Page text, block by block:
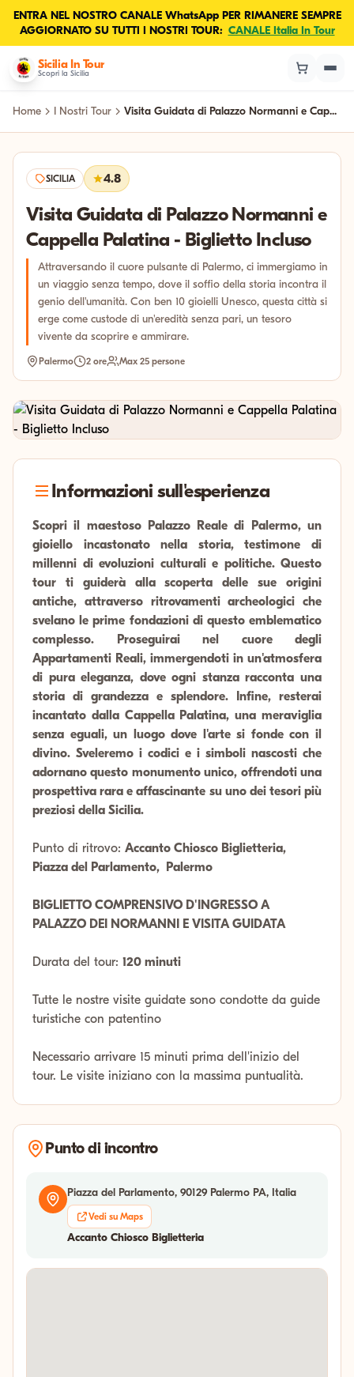
ENTRA NEL NOSTRO CANALE WhatsApp PER RIMANERE SEMPRE
AGGIORNATO SU TUTTI I NOSTRI TOUR: CANALE Italia In Tour
Sicilia In Tour
Scopri la Sicilia
Home I Nostri Tour Visita Guidata di Palazzo Normanni e Cap...
SICILIA 4.8
Visita Guidata di Palazzo Normanni e
Cappella Palatina - Biglietto Incluso
Attraversando il cuore pulsante di Palermo, ci immergiamo in
un viaggio senza tempo, dove il soffio della storia incontra il
genio dell'umanità. Con ben 10 gioielli Unesco, questa città si
erge come custode di un'eredità senza pari, un tesoro
vivente da scoprire e ammirare.
Palermo 2 ore Max 25 persone
Informazioni sull'esperienza
Scopri il maestoso Palazzo Reale di Palermo, un
gioiello incastonato nella storia, testimone di
millenni di evoluzioni culturali e politiche. Questo
tour ti guiderà alla scoperta delle sue origini
antiche, attraverso ritrovamenti archeologici che
svelano le prime fondazioni di questo emblematico
complesso. Proseguirai nel cuore degli
Appartamenti Reali, immergendoti in un'atmosfera
di pura eleganza, dove ogni stanza racconta una
storia di grandezza e splendore. Infine, resterai
incantato dalla Cappella Palatina, una meraviglia
senza eguali, un luogo dove l'arte si fonde con il
divino. Sveleremo i codici e i simboli nascosti che
adornano questo monumento unico, offrendoti una
prospettiva rara e affascinante su uno dei tesori più
preziosi della Sicilia.
Punto di ritrovo: Accanto Chiosco Biglietteria,
Piazza del Parlamento, Palermo
BIGLIETTO COMPRENSIVO D'INGRESSO A
PALAZZO DEI NORMANNI E VISITA GUIDATA
Durata del tour: 120 minuti
Tutte le nostre visite guidate sono condotte da guide
turistiche con patentino
Necessario arrivare 15 minuti prima dell'inizio del
tour. Le visite iniziano con la massima puntualità.
Punto di incontro
Piazza del Parlamento, 90129 Palermo PA, Italia
Vedi su Maps
Accanto Chiosco Biglietteria